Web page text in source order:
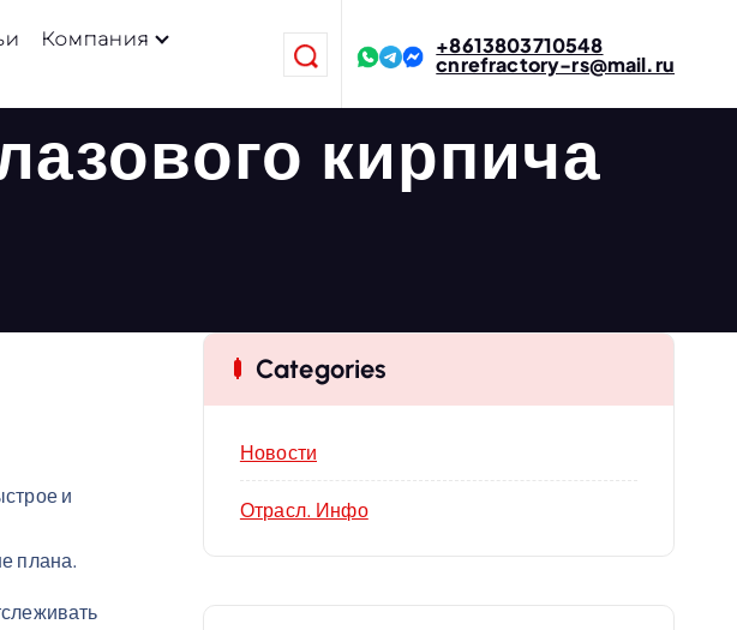
Компания
+8613803710548
cnrefractory-rs@mail.ru
кирпича
и
плана.
Categories
Новости
Отрасл. Инфо